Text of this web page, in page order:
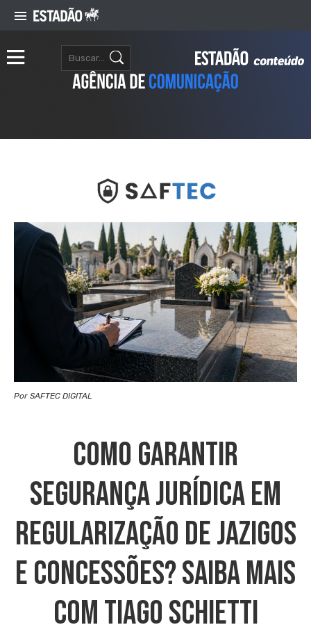
Por SAFTEC DIGITAL
Como Garantir
Segurança Jurídica Em
Regularização De Jazigos
E Concessões? Saiba Mais
Com Tiago Schietti